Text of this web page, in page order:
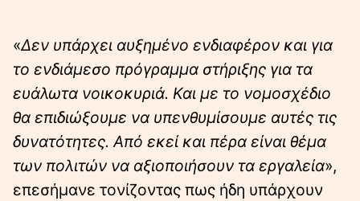
«Δεν υπάρχει αυξημένο ενδιαφέρον και για
το ενδιάμεσο πρόγραμμα στήριξης για τα
ευάλωτα νοικοκυριά. Και με το νομοσχέδιο
θα επιδιώξουμε να υπενθυμίσουμε αυτές τις
δυνατότητες. Από εκεί και πέρα είναι θέμα
των πολιτών να αξιοποιήσουν τα εργαλεία»,
επεσήμανε τονίζοντας πως ήδη υπάρχουν